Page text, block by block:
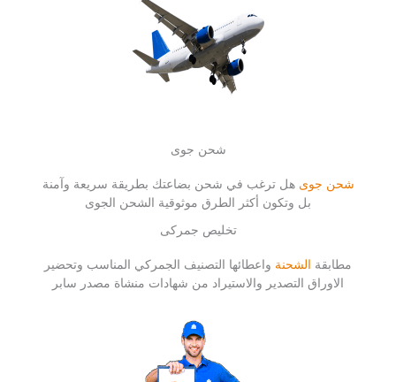
شحن جوى
شحن جوى هل ترغب في شحن بضاعتك بطريقة سريعة وآمنة
بل وتكون أكثر الطرق موثوقية الشحن الجوى
تخليص جمركى
مطابقة الشحنة واعطائها التصنيف الجمركي المناسب وتحضير
الاوراق التصدير والاستيراد من شهادات منشاة مصدر سابر